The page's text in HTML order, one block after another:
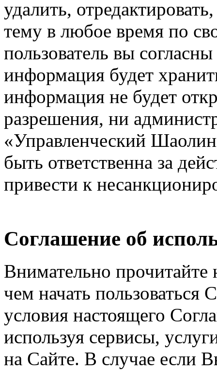
удалить,
тему в любое время по
пользователь вы
информация будет
информация не будет
разрешения, ни
«Управленческий
быть ответственна за
привести к
Соглашение об
Внимательно
чем начать
условия настоящего
используя сервисы,
на Сайте. В случае если